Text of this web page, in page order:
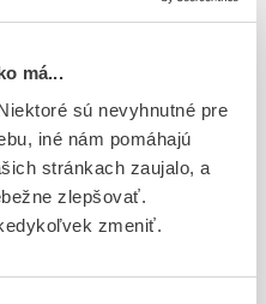
má...
sú nevyhnutné pre
iné nám pomáhajú
stránkach zaujalo, a
zlepšovať.
zmeniť.
platnosti